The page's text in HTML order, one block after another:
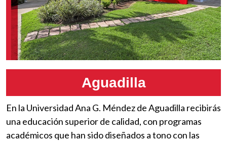
Aguadilla
En la Universidad Ana G. Méndez de Aguadilla recibirás
una educación superior de calidad, con programas
académicos que han sido diseñados a tono con las